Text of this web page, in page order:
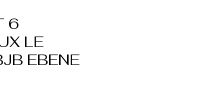
6
LE
EBENE